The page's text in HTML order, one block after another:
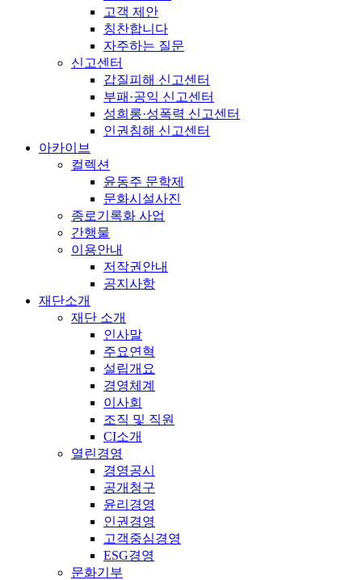
고객 제안
칭찬합니다
자주하는 질문
신고센터
갑질피해 신고센터
부패·공익 신고센터
성희롱·성폭력 신고센터
인권침해 신고센터
아카이브
컬렉션
윤동주 문학제
문화시설사진
종로기록화 사업
간행물
이용안내
저작권안내
공지사항
재단소개
재단 소개
인사말
주요연혁
설립개요
경영체계
이사회
조직 및 직원
CI소개
열린경영
경영공시
공개청구
윤리경영
인권경영
고객중심경영
ESG경영
문화기부